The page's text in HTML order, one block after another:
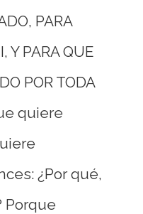
PARA
Y PARA QUE
POR TODA
quiere
¿Por qué,
Porque